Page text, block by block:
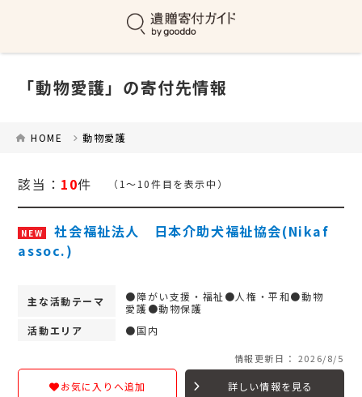
「動物愛護」の寄付先情報
HOME 動物愛護
該当： 10件 （1～10件目を表示中）
NEW
社会福祉法人 日本介助犬福祉協会(Nikaf
assoc.)
主な活動テーマ
●障がい支援・福祉●人権・平和●動物
愛護●動物保護
活動エリア
●国内
情報更新日： 2026/8/5
お気に入りへ追加 詳しい情報を見る